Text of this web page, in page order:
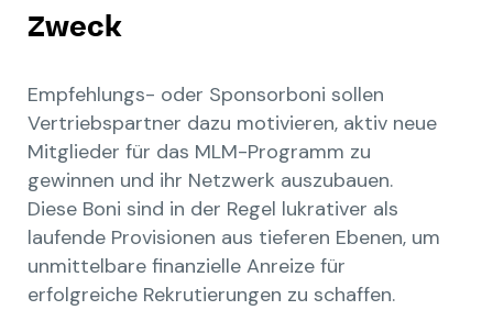
Zweck
Empfehlungs- oder Sponsorboni sollen
Vertriebspartner dazu motivieren, aktiv neue
Mitglieder für das MLM-Programm zu
gewinnen und ihr Netzwerk auszubauen.
Diese Boni sind in der Regel lukrativer als
laufende Provisionen aus tieferen Ebenen, um
unmittelbare finanzielle Anreize für
erfolgreiche Rekrutierungen zu schaffen.